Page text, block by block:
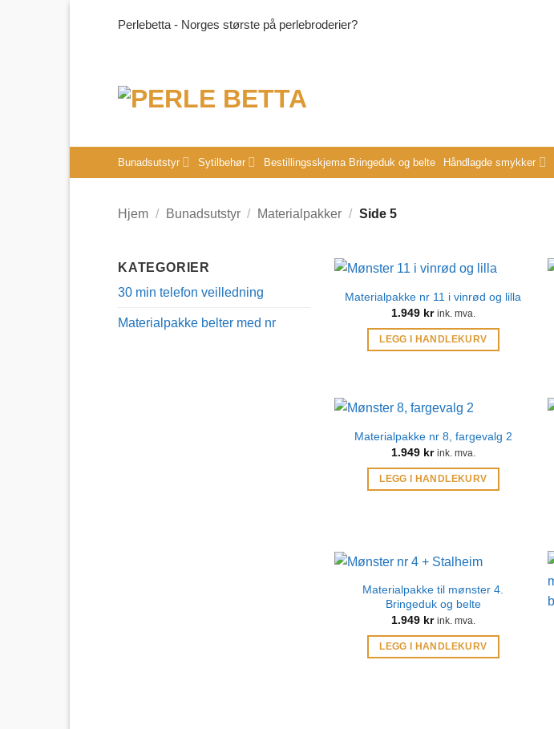
Perlebetta - Norges største på perlebroderier?
Bunadsutstyr Sytilbehør Bestillingsskjema Bringeduk og belte Håndlagde smykker
Hjem / Bunadsutstyr / Materialpakker / Side 5
KATEGORIER
30 min telefon veilledning
Materialpakke belter med nr
Materialpakke nr 11 i vinrød og lilla
1.949 kr ink. mva.
LEGG I HANDLEKURV
Materialpakke nr 8, fargevalg 2
1.949 kr ink. mva.
LEGG I HANDLEKURV
Materialpakke til mønster 4.
Bringeduk og belte
1.949 kr ink. mva.
LEGG I HANDLEKURV